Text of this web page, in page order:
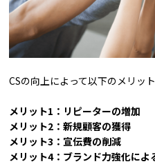
CSの向上によって以下のメリッ
メリット1：リピーターの増加
メリット2：新規顧客の獲得
メリット3：宣伝費の削減
メリット4：ブランド力強化によ